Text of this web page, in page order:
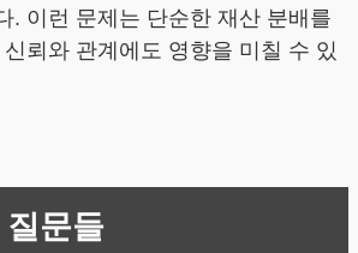
. 이런 문제는 단순한 재산 분배를
뢰와 관계에도 영향을 미칠 수 있
문들